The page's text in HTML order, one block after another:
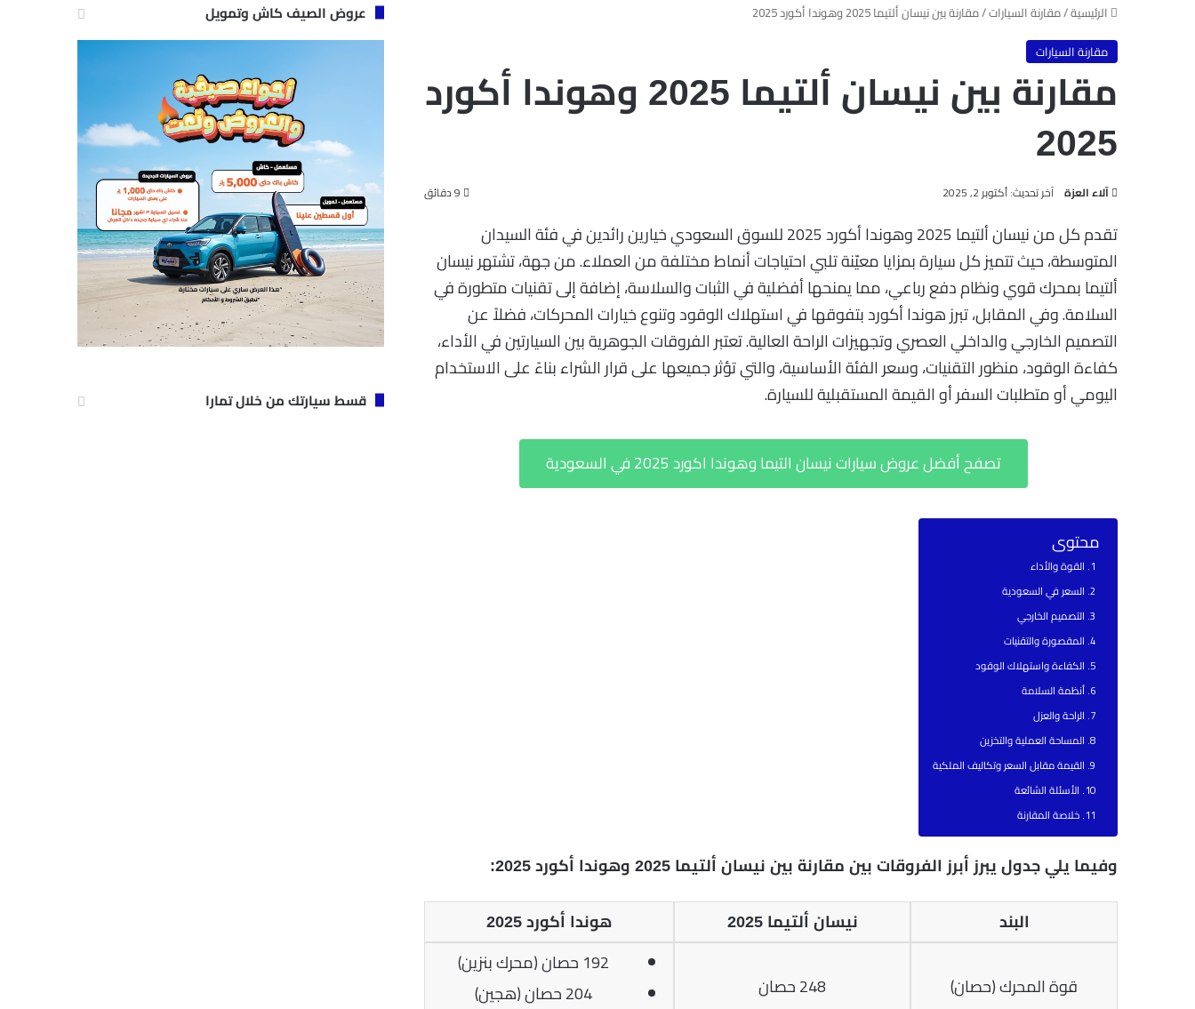
الرئيسية/مقارنة السيارات/مقارنة بين نيسان ألتيما 2025 وهوندا أكورد 2025
مقارنة السيارات
مقارنة بين نيسان ألتيما 2025 وهوندا أكورد
2025
آلاء العزة آخر تحديث: أكتوبر 2, 2025
تقدم كل من نيسان ألتيما 2025 وهوندا أكورد 2025 للسوق السعودي خيارين رائدين في فئة السيدان
المتوسطة، حيث تتميز كل سيارة بمزايا معيّنة تلبي احتياجات أنماط مختلفة من العملاء. من جهة، تشتهر نيسان
ألتيما بمحرك قوي ونظام دفع رباعي، مما يمنحها أفضلية في الثبات والسلاسة، إضافة إلى تقنيات متطورة في
السلامة. وفي المقابل، تبرز هوندا أكورد بتفوقها في استهلاك الوقود وتنوع خيارات المحركات، فضلاً عن
التصميم الخارجي والداخلي العصري وتجهيزات الراحة العالية. تعتبر الفروقات الجوهرية بين السيارتين في الأداء،
كفاءة الوقود، منظور التقنيات، وسعر الفئة الأساسية، والتي تؤثر جميعها على قرار الشراء بناءً على الاستخدام
اليومي أو متطلبات السفر أو القيمة المستقبلية للسيارة.
تصفح أفضل عروض سيارات نيسان التيما وهوندا اكورد 2025 في السعودية
محتوى
القوة والأداء
السعر في السعودية
التصميم الخارجي
المقصورة والتقنيات
الكفاءة واستهلاك الوقود
أنظمة السلامة
الراحة والعزل
المساحة العملية والتخزين
القيمة مقابل السعر وتكاليف الملكية
الأسئلة الشائعة
خلاصة المقارنة
وفيما يلي جدول يبرز أبرز الفروقات بين مقارنة بين نيسان ألتيما 2025 وهوندا أكورد 2025:
البند نيسان ألتيما 2025 هوندا أكورد 2025
قوة المحرك (حصان) 248 حصان
192 حصان (محرك بنزين)
204 حصان (هجين)
عروض الصيف كاش وتمويل
قسط سيارتك من خلال تمارا